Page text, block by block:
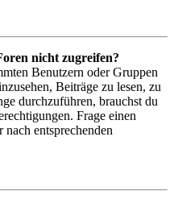
nicht zugreifen?
Benutzern oder Gruppen
Beiträge zu lesen, zu
durchzuführen, brauchst du
Frage einen
entsprechenden